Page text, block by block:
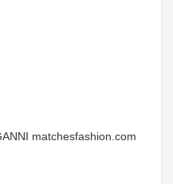
matchesfashion.com